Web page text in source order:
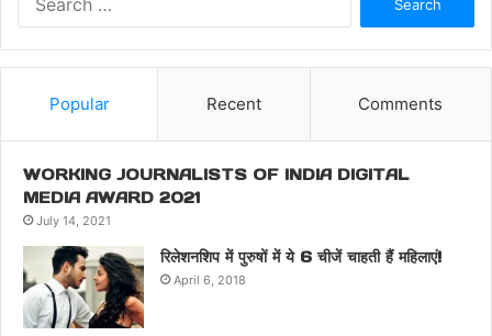
Popular Recent Comments
WORKING JOURNALISTS OF INDIA DIGITAL
MEDIA AWARD 2021
July 14, 2021
रिलेशनशिप में पुरुषों में ये 6 चीजें चाहती हैं महिलाएं!
April 6, 2018